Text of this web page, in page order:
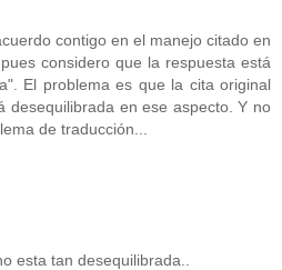
contigo en el manejo citado en
considero que la respuesta está
El problema es que la cita original
desequilibrada en ese aspecto. Y no
de traducción...
esta tan desequilibrada..